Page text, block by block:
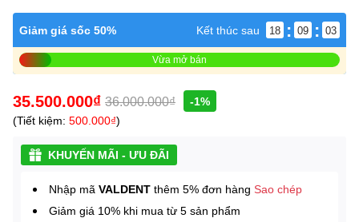
Giảm giá sốc 50% Kết thúc sau 18 : 09 : 03
Vừa mở bán
35.500.000₫ 36.000.000₫
-1%
(Tiết kiệm: 500.000₫)
KHUYẾN MÃI - ƯU ĐÃI
Nhập mã VALDENT thêm 5% đơn hàng Sao chép
Giảm giá 10% khi mua từ 5 sản phẩm